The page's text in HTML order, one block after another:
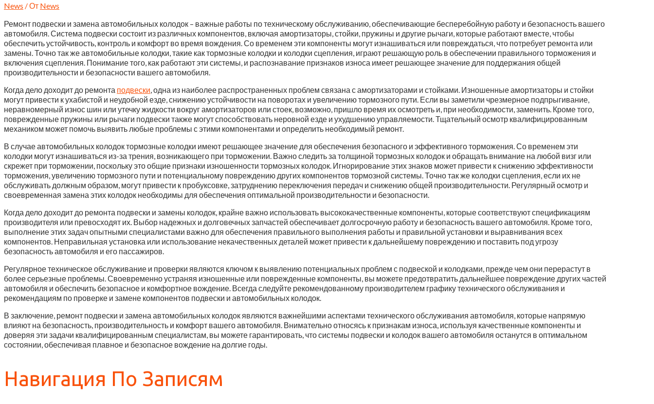
News / От News
Ремонт подвески и замена автомобильных колодок – важные работы по техническому обслуживанию, обеспечивающие бесперебойную работу и безопасность вашего
автомобиля. Система подвески состоит из различных компонентов, включая амортизаторы, стойки, пружины и другие рычаги, которые работают вместе, чтобы
обеспечить устойчивость, контроль и комфорт во время вождения. Со временем эти компоненты могут изнашиваться или повреждаться, что потребует ремонта или
замены. Точно так же автомобильные колодки, такие как тормозные колодки и колодки сцепления, играют решающую роль в обеспечении правильного торможения и
включения сцепления. Понимание того, как работают эти системы, и распознавание признаков износа имеет решающее значение для поддержания общей
производительности и безопасности вашего автомобиля.
Когда дело доходит до ремонта подвески, одна из наиболее распространенных проблем связана с амортизаторами и стойками. Изношенные амортизаторы и стойки
могут привести к ухабистой и неудобной езде, снижению устойчивости на поворотах и ​​увеличению тормозного пути. Если вы заметили чрезмерное подпрыгивание,
неравномерный износ шин или утечку жидкости вокруг амортизаторов или стоек, возможно, пришло время их осмотреть и, при необходимости, заменить. Кроме того,
поврежденные пружины или рычаги подвески также могут способствовать неровной езде и ухудшению управляемости. Тщательный осмотр квалифицированным
механиком может помочь выявить любые проблемы с этими компонентами и определить необходимый ремонт.
В случае автомобильных колодок тормозные колодки имеют решающее значение для обеспечения безопасного и эффективного торможения. Со временем эти
колодки могут изнашиваться из-за трения, возникающего при торможении. Важно следить за толщиной тормозных колодок и обращать внимание на любой визг или
скрежет при торможении, поскольку это общие признаки изношенности тормозных колодок. Игнорирование этих знаков может привести к снижению эффективности
торможения, увеличению тормозного пути и потенциальному повреждению других компонентов тормозной системы. Точно так же колодки сцепления, если их не
обслуживать должным образом, могут привести к пробуксовке, затруднению переключения передач и снижению общей производительности. Регулярный осмотр и
своевременная замена этих колодок необходимы для обеспечения оптимальной производительности и безопасности.
Когда дело доходит до ремонта подвески и замены колодок, крайне важно использовать высококачественные компоненты, которые соответствуют спецификациям
производителя или превосходят их. Выбор надежных и долговечных запчастей обеспечивает долгосрочную работу и безопасность вашего автомобиля. Кроме того,
выполнение этих задач опытными специалистами важно для обеспечения правильного выполнения работы и правильной установки и выравнивания всех
компонентов. Неправильная установка или использование некачественных деталей может привести к дальнейшему повреждению и поставить под угрозу
безопасность автомобиля и его пассажиров.
Регулярное техническое обслуживание и проверки являются ключом к выявлению потенциальных проблем с подвеской и колодками, прежде чем они перерастут в
более серьезные проблемы. Своевременно устраняя изношенные или поврежденные компоненты, вы можете предотвратить дальнейшее повреждение других частей
автомобиля и обеспечить безопасное и комфортное вождение. Всегда следуйте рекомендованному производителем графику технического обслуживания и
рекомендациям по проверке и замене компонентов подвески и автомобильных колодок.
В заключение, ремонт подвески и замена автомобильных колодок являются важнейшими аспектами технического обслуживания автомобиля, которые напрямую
влияют на безопасность, производительность и комфорт вашего автомобиля. Внимательно относясь к признакам износа, используя качественные компоненты и
доверяя эти задачи квалифицированным специалистам, вы можете гарантировать, что системы подвески и колодок вашего автомобиля останутся в оптимальном
состоянии, обеспечивая плавное и безопасное вождение на долгие годы.
Навигация По Записям